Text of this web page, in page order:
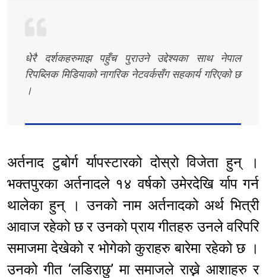
धेरै दर्शकहरुमाझ पहुँच पुराउने उद्देश्यका साथ नेपाल
रिपब्लिक मिडियाको नागरिक नेटवर्कसँग सहकार्य गरिएको छ
।
अर्तनाद टुबोर्ग र्यापस्टारको दोस्रो विजेता हुन् ।
भक्तपुरका अर्तनादले १४ वर्षको उमेरदेखि र्याप गर्न
थालेका हुन् । उनको नाम अर्तनादको अर्थ भित्री
आवाज रहेको छ र उनको प्राय गीतहरु उनले वरिपरि
समाजमा देखेको र भोगेको कुराहरु बारेमा रहेको छ ।
उनको गीत ‘लडिराछु’ मा समाजले राख्ने आशाहरु र